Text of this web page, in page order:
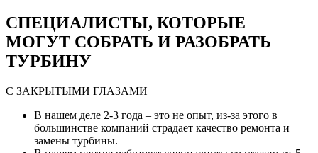
СПЕЦИАЛИСТЫ, КОТОРЫЕ
МОГУТ СОБРАТЬ И РАЗОБРАТЬ
ТУРБИНУ
С ЗАКРЫТЫМИ ГЛАЗАМИ
В нашем деле 2-3 года – это не опыт, из-за этого в
большинстве компаний страдает качество ремонта и
замены турбины.